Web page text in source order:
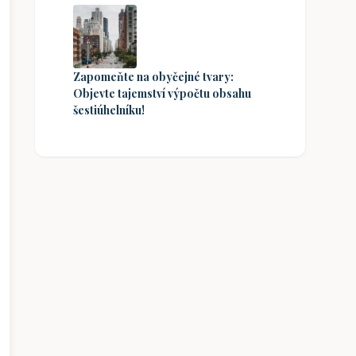
Zapomeňte na obyčejné tvary:
Objevte tajemství výpočtu obsahu
šestiúhelníku!